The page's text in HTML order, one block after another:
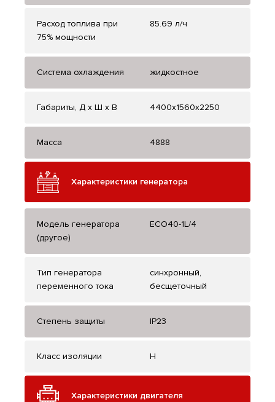
Расход топлива при
75% мощности
85.69 л/ч
Система охлаждения жидкостное
Габариты, Д x Ш x В 4400x1560x2250
Масса 4888
Характеристики генератора
Модель генератора
(другое)
ECO40-1L/4
Тип генератора
переменного тока
синхронный,
бесщеточный
Степень защиты IP23
Класс изоляции H
Характеристики двигателя